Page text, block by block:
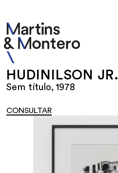
HUDINILSON JR.
Sem título, 1978
CONSULTAR